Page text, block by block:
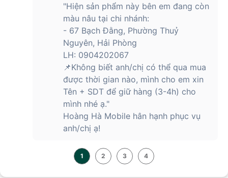
"Hiện sản phẩm này bên em đang còn
màu nâu tại chi nhánh:
- 67 Bạch Đằng, Phường Thuỷ
Nguyên, Hải Phòng
LH: 0904202067
📌Không biết anh/chị có thể qua mua
được thời gian nào, mình cho em xin
Tên + SDT để giữ hàng (3-4h) cho
mình nhé ạ."
Hoàng Hà Mobile hân hạnh phục vụ
anh/chị ạ!
1 2 3 4